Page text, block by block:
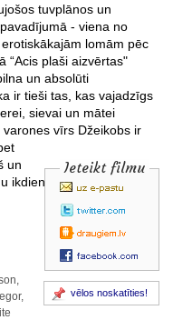
tuvplānos un
- viena no
lomām pēc
“Acis plaši aizvērtas"
un absolūti
ir tieši tas, kas vajadzīgs
sievai un mātei
varonesvīrs Džeikobs ir
un
ikdienu, visbeidzot stājas
Ieteikt filmu
vēlos noskatīties!